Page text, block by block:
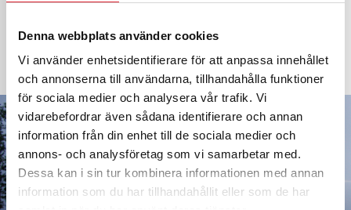
Denna webbplats använder cookies
Vi använder enhetsidentifierare för att anpassa innehållet
och annonserna till användarna, tillhandahålla funktioner
för sociala medier och analysera vår trafik. Vi
vidarebefordrar även sådana identifierare och annan
information från din enhet till de sociala medier och
annons- och analysföretag som vi samarbetar med.
Dessa kan i sin tur kombinera informationen med annan
information som du har tillhandahållit eller som de har
Styrande dokument för dig som trafikerar Inlandsbanan